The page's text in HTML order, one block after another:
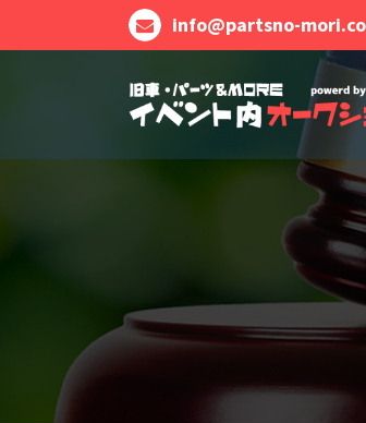
info@partsno-